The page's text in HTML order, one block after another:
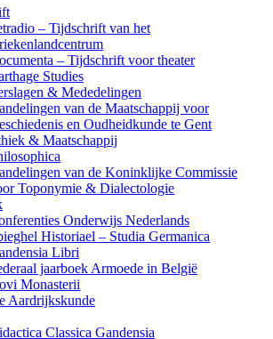
– Tijdschrift van het
– Tijdschrift voor theater
Studies
& Mededelingen
van de Maatschappij voor
en Oudheidkunde te Gent
& Maatschappij
van de Koninklijke Commissie
Toponymie & Dialectologie
Onderwijs Nederlands
Historiael – Studia Germanica
Libri
jaarboek Armoede in België
Monasterii
Aardrijkskunde
Classica Gandensia